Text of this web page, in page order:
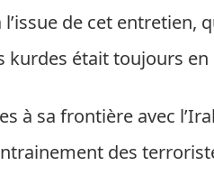
de cet entretien,
kurdes était toujours
à sa frontière avec
des